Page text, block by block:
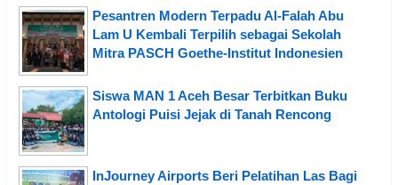
Pesantren Modern Terpadu Al-Falah Abu
Lam U Kembali Terpilih sebagai Sekolah
Mitra PASCH Goethe-Institut Indonesien
Siswa MAN 1 Aceh Besar Terbitkan Buku
Antologi Puisi Jejak di Tanah Rencong
InJourney Airports Beri Pelatihan Las Bagi